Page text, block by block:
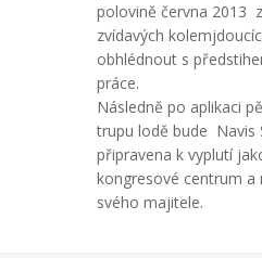
polovině června 2013
zvídavých
obhlédnout s
práce.
Následně po aplikaci
trupu lodě bude Navis
připravena k vyplutí
kongresové centrum a
svého majitele.